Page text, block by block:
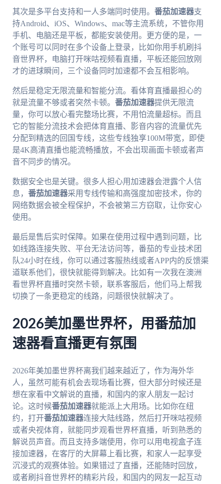
其次是多平台支持和一人多端同时使用。 番茄加速器支
持Android、iOS、Windows、mac等主流系统，不管你用
手机、电脑还是平板，都能安装使用。更方便的是，一
个账号可以同时在多个设备上登录，比如你用手机刷抖
音世界杯，电脑打开咪咕视频看直播，平板还能回放刚
才的进球瞬间，三个设备同时加速都不会互相影响。
然后是稳定无限流量和智能分流。看体育直播最担心的
就是流量不够或者突然卡顿。 番茄加速器提供无限流
量，你可以放心看完整场比赛，不用怕流量超标。而且
它的智能分流技术会把体育直播、影音内容的流量优先
分配到精选的回国专线，这些专线独享100M带宽，即使
是4K高清直播也能流畅播放，不会出现画面卡顿或者声
音不同步的情况。
数据安全也是关键。很多人担心用加速器会泄露个人信
息， 番茄加速器采用专线传输和高强度加密技术，你的
网络数据会被全程保护，不会被第三方窃取，让你安心
使用。
最后是售后实时保障。如果在使用过程中遇到问题，比
如线路连接失败、平台无法访问等，番茄的专业技术团
队24小时在线，你可以通过客服热线或者APP内的反馈渠
道联系他们，很快就能得到解决。比如有一次我在澳洲
看世界杯直播时突然卡顿，联系客服后，他们马上帮我
切换了一条更稳定的线路，问题很快就解决了。
2026美加墨世界杯，用番茄加
速器看直播更有氛围
2026年美加墨世界杯离我们越来越近了，作为海外华
人，虽然可能有机会去现场看比赛，但大部分时候还是
想在家看中文解说的直播，和国内的家人朋友一起讨
论。这时候番茄加速器就能派上大用场。比如你在纽
约，打开番茄加速器连接大陆线路，然后打开咪咕视频
或者央视体育，就能同步观看世界杯直播，听到熟悉的
解说员声音。而且支持多端使用，你可以用电视盒子连
接加速器，在客厅的大屏幕上看比赛，和家人一起享受
沉浸式的观赛体验。如果错过了直播，还能随时回放，
或者刷抖音世界杯的精彩片段，和国内的网友一起互动